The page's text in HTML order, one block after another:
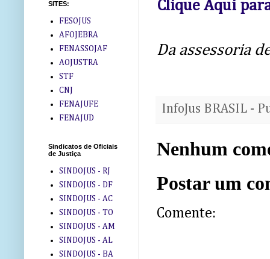
Clique Aqui
Da assessoria
InfoJus BRASIL -
Nenhum
Postar um
Comente:
SITES:
FESOJUS
AFOJEBRA
FENASSOJAF
AOJUSTRA
STF
CNJ
FENAJUFE
FENAJUD
Sindicatos de Oficiais
de Justiça
SINDOJUS - RJ
SINDOJUS - DF
SINDOJUS - AC
SINDOJUS - TO
SINDOJUS - AM
SINDOJUS - AL
SINDOJUS - BA